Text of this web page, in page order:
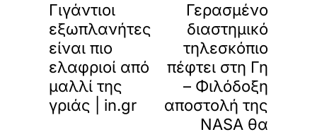
Γιγάντιοι
εξωπλανήτες
είναι πιο
ελαφριοί από
μαλλί της
γριάς | in.gr
Γερασμένο
διαστημικό
τηλεσκόπιο
πέφτει στη Γη
– Φιλόδοξη
αποστολή της
NASA θα